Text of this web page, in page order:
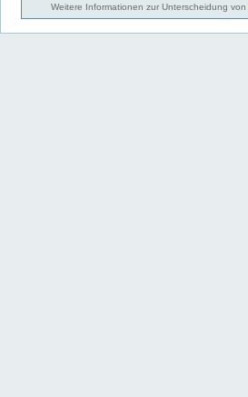
Weitere Informationen zur Unterscheidung von